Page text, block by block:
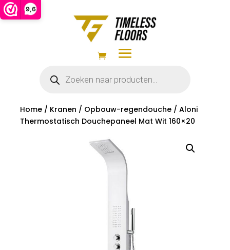
9,6
zoeken
Home/ Kranen / Opbouw-regendouche/ Aloni
Thermostatisch Douchepaneel Mat Wit 160×20